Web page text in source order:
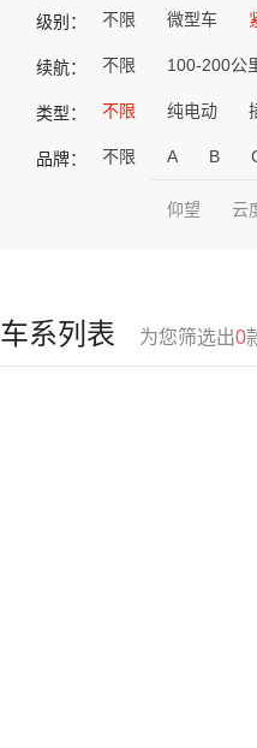
级别： 不限 微型车
续航： 不限 100-200公
类型： 不限 纯电动
品牌： 不限 A B
仰望 云
车系列表 为您筛选出0